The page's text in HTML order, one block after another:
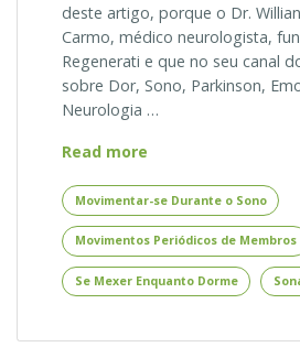
deste artigo, porque o Dr.
Carmo, médico neurologista,
Regenerati e que no seu canal
sobre Dor, Sono, Parkinson,
Neurologia …
Read more
Enquanto
Dorme
–
O
que
Ser
Movimentar-se Durante o Sono
Movimentos Periódicos de Membros
Se Mexer Enquanto Dorme